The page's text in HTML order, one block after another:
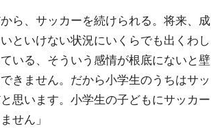
ら、サッカーを続けられる。将来、成
といけない状況にいくらでも出くわし
いる、そういう感情が根底にないと壁
きません。だから小学生のうちはサッ
思います。小学生の子どもにサッカー
せん」